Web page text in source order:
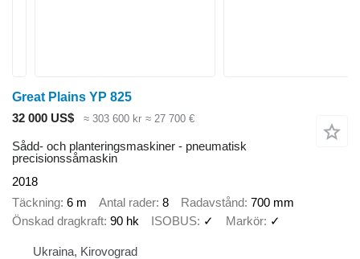
Great Plains YP 825
32 000 US$
≈ 303 600 kr ≈ 27 700 €
Sådd- och planteringsmaskiner - pneumatisk
precisionssåmaskin
2018
Täckning 6 m Antal rader 8 Radavstånd 700 mm
Önskad dragkraft 90 hk ISOBUS ✓ Markör ✓
Ukraina, Kirovograd